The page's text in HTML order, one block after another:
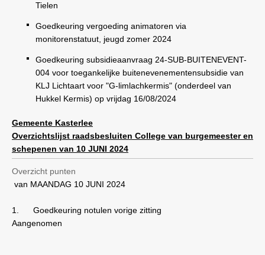
Tielen
Goedkeuring vergoeding animatoren via
monitorenstatuut, jeugd zomer 2024
Goedkeuring subsidieaanvraag 24-SUB-BUITENEVENT-
004 voor toegankelijke buitenevenementensubsidie van
KLJ Lichtaart voor "G-limlachkermis" (onderdeel van
Hukkel Kermis) op vrijdag 16/08/2024
Gemeente Kasterlee
Overzichtslijst raadsbesluiten College van burgemeester en
schepenen van 10 JUNI 2024
Overzicht punten
van MAANDAG 10 JUNI 2024
1.
Goedkeuring notulen vorige zitting
Aangenomen